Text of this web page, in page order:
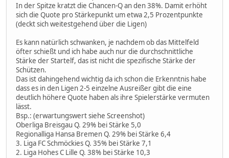
In der Spitze kratzt die Chancen-Q an den 38%. Damit erhöht
sich die Quote pro Stärkepunkt um etwa 2,5 Prozentpunkte
(deckt sich weitestgehend über die Ligen)
Es kann natürlich schwanken, je nachdem ob das Mittelfeld
öfter schießt und ich habe auch nur die durchschnittliche
Stärke der Startelf, das ist nicht die spezifische Stärke der
Schützen.
Das ist dahingehend wichtig da ich schon die Erkenntnis habe
dass es in den Ligen 2-5 einzelne Ausreißer gibt die eine
deutlich höhere Quote haben als ihre Spielerstärke vermuten
lässt.
Bsp.: (erwartungswert siehe Screenshot)
Oberliga Breisgau Q. 29% bei Stärke 5,0
Regionalliga Hansa Bremen Q. 29% bei Stärke 6,4
3. Liga FC Schmöckies Q. 35% bei Stärke 7,1
2. Liga Hohes C Lille Q. 38% bei Stärke 10,3